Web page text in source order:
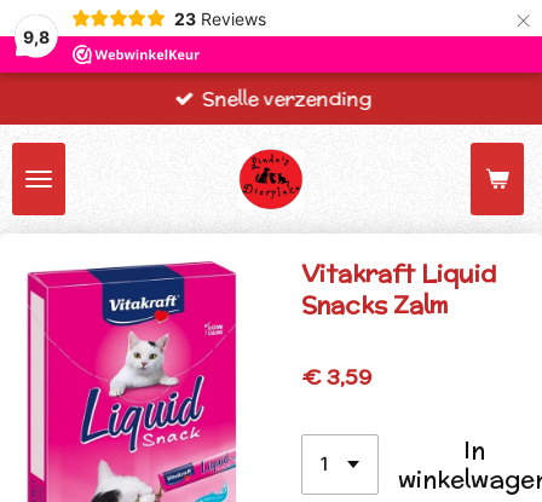
9,8
23 Reviews ×
Snelle verzending
Vitakraft Liquid
Snacks Zalm
€ 3,59
In